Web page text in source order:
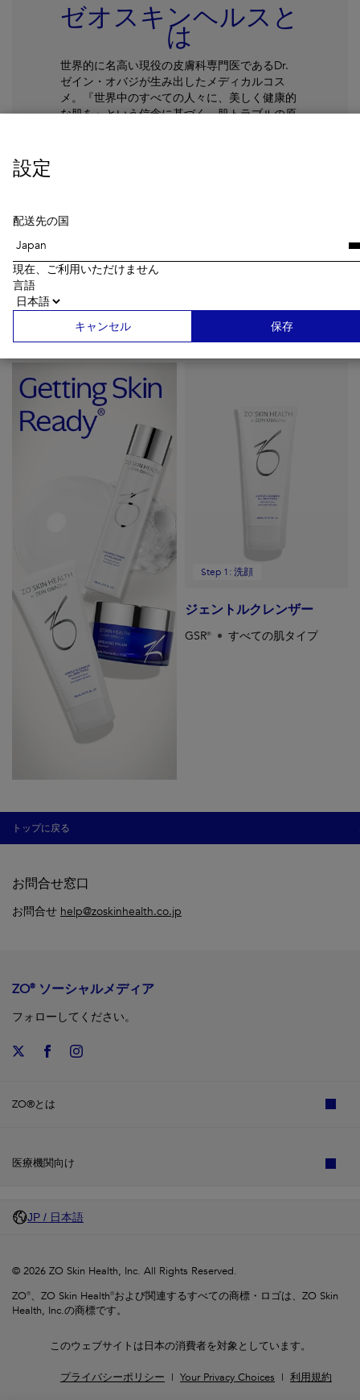
ゼオスキンヘルスと
は
世界的に名高い現役の皮膚科専門医であるDr.
ゼイン・オバジが生み出したメディカルコス
メ。『世界中のすべての人々に、美しく健康的
な肌を』という信念に基づく、肌トラブルの原
Getting Skin Ready®
ゼオスキンヘルスはシンプルな３ステップを提供します。
ジェントルクレンザー
Step 1: 洗顔
GSR® すべての肌タイプ
トップに戻る
お問合せ窓口
お問合せ help@zoskinhealth.co.jp
ZO® ソーシャルメディア
フォローしてください。
ZO®とは
医療機関向け
JP / 日本語
© 2026 ZO Skin Health, Inc. All Rights Reserved.
ZO®、ZO Skin Health®および関連するすべての商標・ロゴは、ZO Skin
Health, Inc.の商標です。
このウェブサイトは日本の消費者を対象としています。
プライバシーポリシー Your Privacy Choices 利用規約
設定
配送先の国
現在、ご利用いただけません
言語
キャンセル 保存